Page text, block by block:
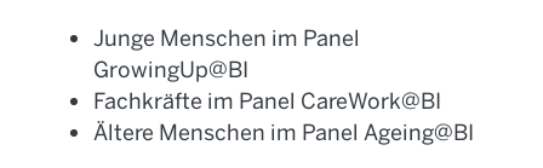
Junge Menschen im Panel
GrowingUp@BI
Fachkräfte im Panel CareWork@BI
Ältere Menschen im Panel Ageing@BI